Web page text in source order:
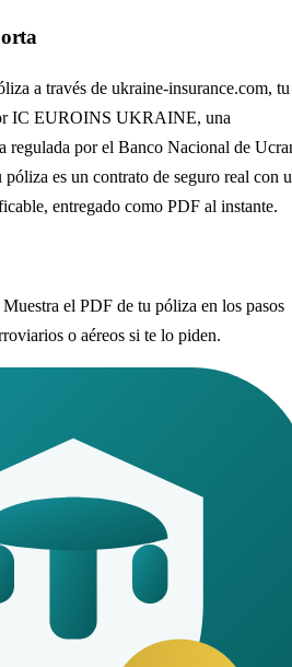
a través de ukraine-insurance.com, tu
IC EUROINS UKRAINE, una
regulada por el Banco Nacional de
es un contrato de seguro real con
entregado como PDF al instante.
Muestra el PDF de tu póliza en los pasos
o aéreos si te lo piden.